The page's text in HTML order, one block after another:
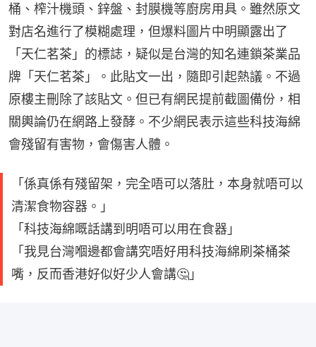
桶、榨汁機頭、鋅盤、封膜機等廚房用具。雖然原文
對店名進行了模糊處理，但爆料圖片中明顯露出了
「天仁茗茶」的標誌，疑似是台灣的知名連鎖茶業品
牌「天仁茗茶」。此貼文一出，隨即引起熱議。不過
原樓主刪除了該貼文。但已有網民提前截圖備份，相
關輿論仍在網路上發酵。不少網民表示這些科技海綿
會殘留有害物，會傷害人體。
「係真係有殘留架，完全唔可以落肚，本身就唔可以
清潔食物容器。」
「科技海綿嘅話講到明唔可以用在食器」
「我見台灣嗰邊都會講究唔好用科技海綿刷茶桶茶
嘴，反而香港好似好少人會講🤔」